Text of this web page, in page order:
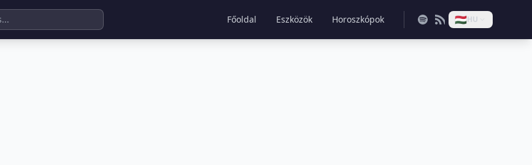
Főoldal Eszközök Horoszkópok 🇭🇺HU